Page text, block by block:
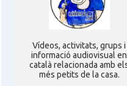
Ví­deos, activitats, grups i
informació audiovisual en
català relacionada amb
més petits de la casa.